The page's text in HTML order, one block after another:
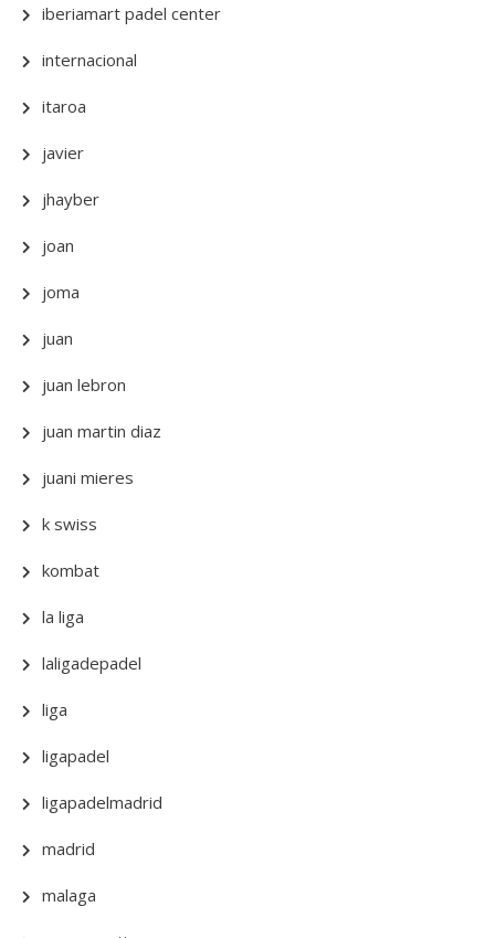
iberiamart padel center
internacional
itaroa
javier
jhayber
joan
joma
juan
juan lebron
juan martin diaz
juani mieres
k swiss
kombat
la liga
laligadepadel
liga
ligapadel
ligapadelmadrid
madrid
malaga